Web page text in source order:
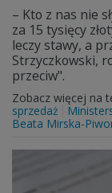
– Kto z nas nie
za 15 tysięcy
leczy stawy, a
Strzyczkowski,
przeciw".
Zobacz więcej na
sprzedaż
Beata Mirska-